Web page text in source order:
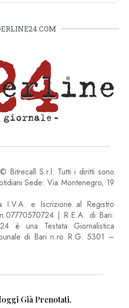
Bitrecall S.r.l. Tutti i diritti sono
Sede: Via Montenegro, 19
I.V.A. e Iscrizione al Registro
| R.E.A. di Bari:
è una Testata Giornalistica
di Bari n.ro R.G. 5301 –
Già Prenotati,